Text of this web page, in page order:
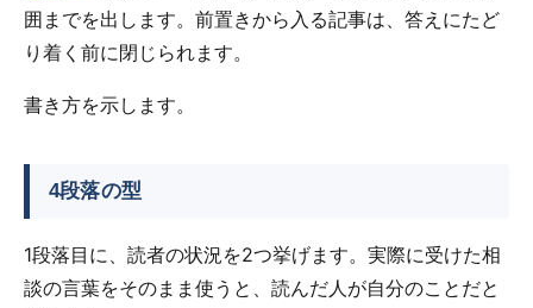
囲までを出します。前置きから入る記事は、答えにたど
り着く前に閉じられます。
書き方を示します。
4段落の型
1段落目に、読者の状況を2つ挙げます。実際に受けた相
談の言葉をそのまま使うと、読んだ人が自分のことだと